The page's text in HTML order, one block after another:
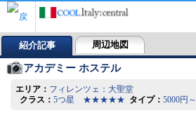
紹介記事 周辺地図
アカデミー ホステル
エリア： フィレンツェ：大聖堂
クラス：5つ星 ★★★★★ タイプ：5000円～